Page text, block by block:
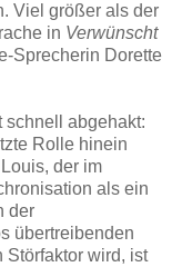
Viel größer als der
in Verwünscht
Sprecherin Dorette
schnell abgehakt:
Rolle hinein
der im
als ein
der
übertreibenden
Störfaktor wird, ist